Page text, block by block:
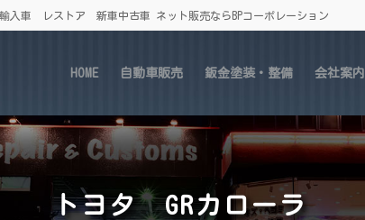
入車 レストア 新車中古車 ネット販売ならBPコーポレーション
HOME 自動車販売 鈑金塗装・整備 会社案内
トヨタ GRカローラ